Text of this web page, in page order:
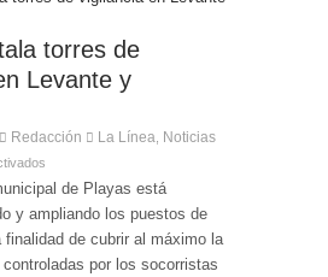
torres de
Levante y
Redacción La Línea Noticias
de Playas está
y ampliando los puestos de
de cubrir al máximo la
por los socorristas